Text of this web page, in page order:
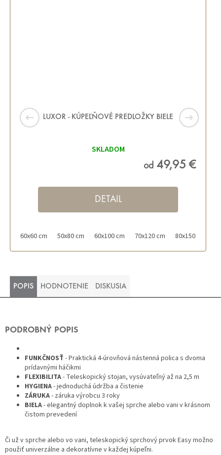
LUXOR - KÚPEĽŇOVÉ PREDLOŽKY BIELE
SKLADOM
od 49,95 €
DETAIL
60x60 cm 50x80 cm 60x100 cm 70x120 cm 80x150 cm
POPIS HODNOTENIE DISKUSIA
PODROBNÝ POPIS
FUNKČNOSŤ - Praktická 4-úrovňová nástenná polica s dvoma
prídavnými háčikmi
FLEXIBILITA- Teleskopický stojan, vysúvateľný až na 2,5 m
HYGIENA- jednoduchá údržba a čistenie
ZÁRUKA- záruka výrobcu 3 roky
BIELA- elegantný doplnok k vašej sprche alebo vani v krásnom
čistom prevedení
Či už v sprche alebo vo vani, teleskopický sprchový prvok Easy možno
použiť univerzálne a dekoratívne v každej kúpeľni.